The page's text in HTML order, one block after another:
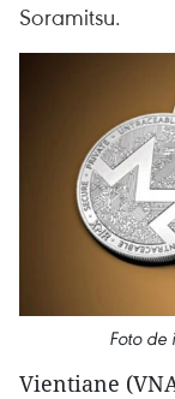
Soramitsu.
Foto de
Vientiane